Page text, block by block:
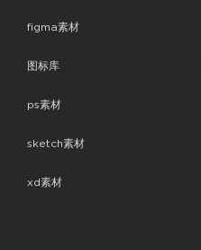
figma素材
图标库
ps素材
sketch素材
xd素材